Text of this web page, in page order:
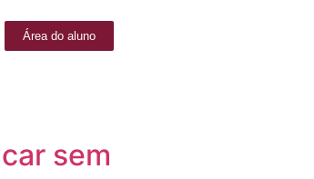
Área do aluno
sem